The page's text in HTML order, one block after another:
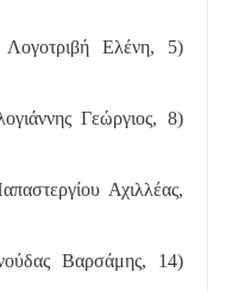
Ελένη, 5)
Γεώργιος, 8)
Αχιλλέας,
Βαρσάμης, 14)